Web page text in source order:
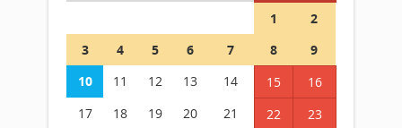
1
2
3
4 5 6 7 8
9
10
11 12 13 14 15
16
17
18 19 20 21 22
23